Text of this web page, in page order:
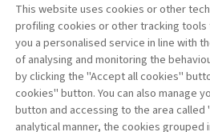
dei libri è riservata
Contatti
This website uses cookies or other
profiling cookies or other tracking
you a personalised service in line with
of analysing and monitoring the
by clicking the "Accept all cookies"
cookies" button. You can also manage
button and accessing to the area
analytical manner, the cookies